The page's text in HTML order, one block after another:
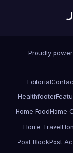
Proudly
Editorial
footer
Health
Home
Home Food
Home Travel
Post
Post Block